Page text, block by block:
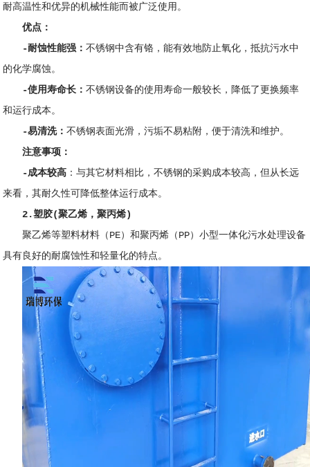
耐高温性和优异的机械性能而被广泛使用。
优点：
-耐蚀性能强：不锈钢中含有铬，能有效地防止氧化，抵抗污水中
的化学腐蚀。
-使用寿命长：不锈钢设备的使用寿命一般较长，降低了更换频率
和运行成本。
-易清洗：不锈钢表面光滑，污垢不易粘附，便于清洗和维护。
注意事项：
-成本较高 ：与其它材料相比，不锈钢的采购成本较高，但从长远
来看，其耐久性可降低整体运行成本。
2.塑胶(聚乙烯，聚丙烯)
聚乙烯等塑料材料（PE）和聚丙烯（PP）小型一体化污水处理设备
具有良好的耐腐蚀性和轻量化的特点。